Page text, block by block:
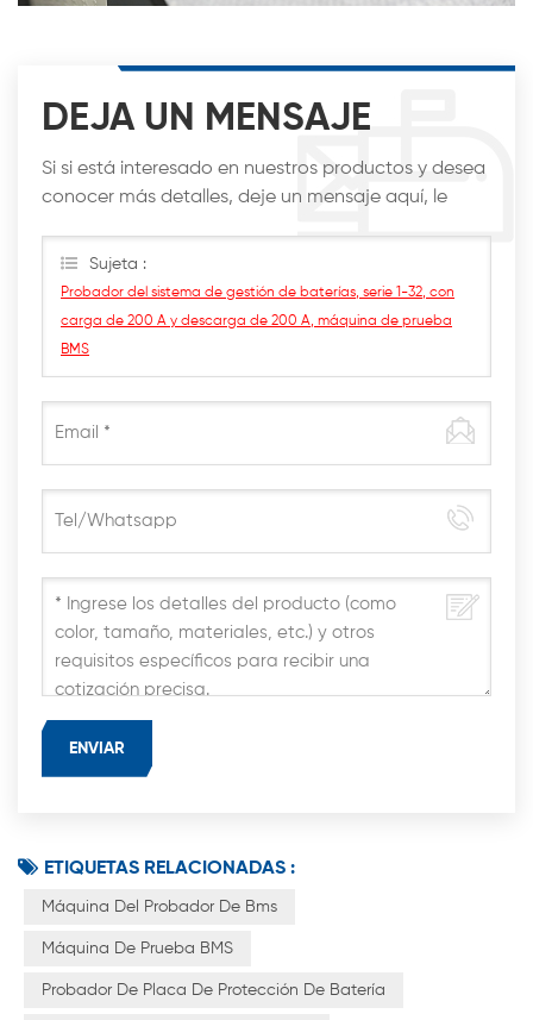
DEJA UN MENSAJE
Si si está interesado en nuestros productos y desea
conocer más detalles, deje un mensaje aquí, le
Sujeta :
Probador del sistema de gestión de baterías, serie 1-32, con
carga de 200 A y descarga de 200 A, máquina de prueba
BMS
ETIQUETAS RELACIONADAS :
Máquina Del Probador De Bms
Máquina De Prueba BMS
Probador De Placa De Protección De Batería